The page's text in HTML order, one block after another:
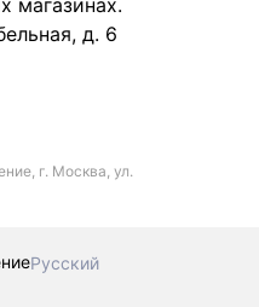
д. 6
г. Москва, ул.
Русский